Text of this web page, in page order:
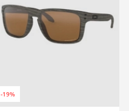
-19%